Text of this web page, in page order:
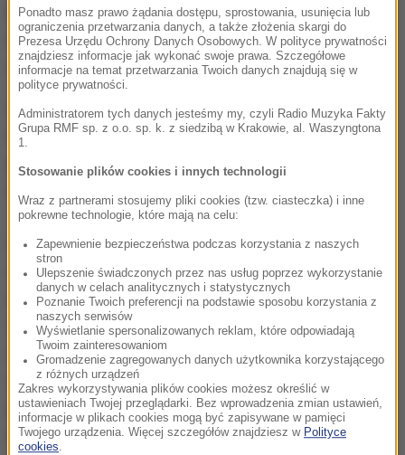
Boeing miał lecieć z Hawany do Holguin. Maszyna
rozbiła się tuż po starcie. Na zdjęciach widać czarny
dym unoszący się nad wrakiem.
Odbywająca rejs krajowy z Hawany do miasta
Holguin na wschodzie Kuby maszyna runęła na
plantację juki między portem lotniczym a pobliskim
miastem Santiago de las Vegas.
Według okolicznych mieszkańców, karetkami
odwieziono pewną liczbę osób, które przeżyły
wypadek. Jak powiedział dziennikarzom
zastrzegający sobie anonimowość oficer wojska,
wydaje się, że ocalało tylko trzech ludzi i wszyscy
oni są w stanie krytycznym. Jednak inni
przedstawiciele władz odmówili potwierdzenia tej
informacji. Na miejscu działają służby ratunkowe.
Ponadto masz prawo żądania dostępu, sprostowania, usunięcia lub
ograniczenia przetwarzania danych, a także złożenia skargi do
Prezesa Urzędu Ochrony Danych Osobowych. W polityce prywatności
znajdziesz informacje jak wykonać swoje prawa. Szczegółowe
informacje na temat przetwarzania Twoich danych znajdują się w
polityce prywatności.
Administratorem tych danych jesteśmy my, czyli Radio Muzyka Fakty
Grupa RMF sp. z o.o. sp. k. z siedzibą w Krakowie, al. Waszyngtona
1.
Stosowanie plików cookies i innych technologii
Wraz z partnerami stosujemy pliki cookies (tzw. ciasteczka) i inne
pokrewne technologie, które mają na celu:
Zapewnienie bezpieczeństwa podczas korzystania z naszych
stron
Ulepszenie świadczonych przez nas usług poprzez wykorzystanie
danych w celach analitycznych i statystycznych
Poznanie Twoich preferencji na podstawie sposobu korzystania z
naszych serwisów
Wyświetlanie spersonalizowanych reklam, które odpowiadają
Twoim zainteresowaniom
Gromadzenie zagregowanych danych użytkownika korzystającego
z różnych urządzeń
Zakres wykorzystywania plików cookies możesz określić w
ustawieniach Twojej przeglądarki. Bez wprowadzenia zmian ustawień,
informacje w plikach cookies mogą być zapisywane w pamięci
Twojego urządzenia. Więcej szczegółów znajdziesz w Polityce
cookies.